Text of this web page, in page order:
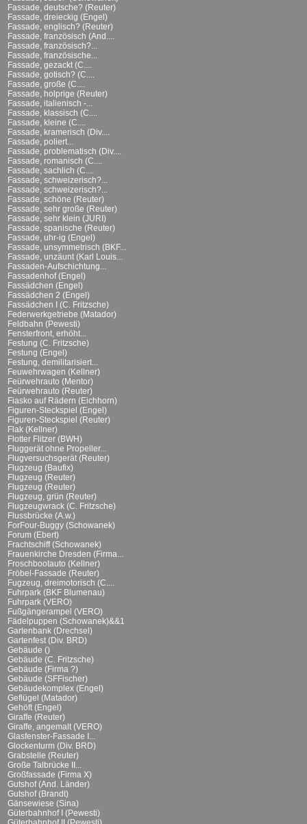
Fassade, deutsche? (Reuter)
Fassade, dreieckig (Engel)
Fassade, englisch? (Reuter)
Fassade, französisch (And....
Fassade, französisch?...
Fassade, französische...
Fassade, gezackt (C....
Fassade, gotisch? (C....
Fassade, große (C....
Fassade, holprige (Reuter)
Fassade, italienisch -...
Fassade, klassisch (C....
Fassade, kleine (C....
Fassade, kramerisch (Div....
Fassade, poliert...
Fassade, problematisch (Div....
Fassade, romanisch (C....
Fassade, sachlich (C....
Fassade, schweizerisch?...
Fassade, schweizerisch?...
Fassade, schöne (Reuter)
Fassade, sehr große (Reuter)
Fassade, sehr klein (JURI)
Fassade, spanische (Reuter)
Fassade, uhr-ig (Engel)
Fassade, unsymmetrisch (BKF...
Fassade, unzäunt (Karl Louis...
Fassaden-Aufschichtung...
Fassadenhof (Engel)
Fassädchen (Engel)
Fassädchen 2 (Engel)
Fassädchen I (C. Fritzsche)
Federwerkgetriebe (Matador)
Feldbahn (Pewesti)
Fensterfront, erhöht...
Festung (C. Fritzsche)
Festung (Engel)
Festung, demilitarisiert...
Feuwehrwagen (Kellner)
Feürwehrauto (Mentor)
Feürwehrauto (Reuter)
Fiasko auf Rädern (Eichhorn)
Figuren-Steckspiel (Engel)
Figuren-Steckspiel (Reuter)
Flak (Kellner)
Flotter Flitzer (BWH)
Fluggerät ohne Propeller...
Flugversuchsgerät (Reuter)
Flugzeug (Baufix)
Flugzeug (Reuter)
Flugzeug (Reuter)
Flugzeug, grün (Reuter)
Flugzeugwrack (C. Fritzsche)
Flussbrücke (A.w.)
ForFour-Buggy (Schowanek)
Forum (Ebert)
Frachtschiff (Schowanek)
Frauenkirche Dresden (Firma...
Froschbootauto (Kellner)
Fröbel-Fassade (Reuter)
Fugzeug, dreimotorisch (C....
Fuhrpark (BKF Blumenau)
Fuhrpark (VERO)
Fußgängerampel (VERO)
Fädelpuppen (Schowanek)&&1
Gartenbank (Drechsel)
Gartenfest (Div. BRD)
Gebäude ()
Gebäude (C. Fritzsche)
Gebäude (Firma ?)
Gebäude (SFFischer)
Gebäudekomplex (Engel)
Geflügel (Matador)
Gehöft (Engel)
Giraffe (Reuter)
Giraffe, angemalt (VERO)
Glasfenster-Fassade I...
Glockenturm (Div. BRD)
Grabstelle (Reuter)
Große Talbrücke II...
Großfassade (Firma X)
Gutshof (And. Länder)
Gutshof (Brandt)
Gänsewiese (Sina)
Güterbahnhof I (Pewesti)